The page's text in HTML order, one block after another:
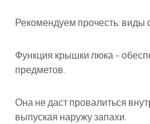
Рекомендуем прочесть: виды
Функция крышки люка –
предметов.
Она не даст провалиться
выпуская наружу запахи.